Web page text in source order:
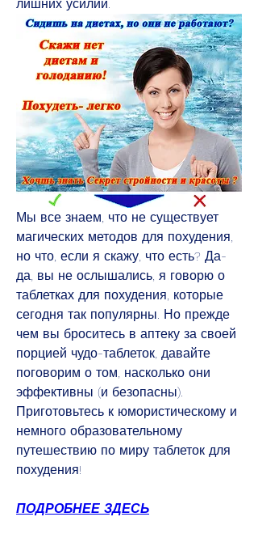
лишних усилий.
Мы все знаем, что не существует
магических методов для похудения,
но что, если я скажу, что есть? Да-
да, вы не ослышались, я говорю о
таблетках для похудения, которые
сегодня так популярны. Но прежде
чем вы броситесь в аптеку за своей
порцией чудо-таблеток, давайте
поговорим о том, насколько они
эффективны (и безопасны).
Приготовьтесь к юмористическому и
немного образовательному
путешествию по миру таблеток для
похудения!
ПОДРОБНЕЕ ЗДЕСЬ